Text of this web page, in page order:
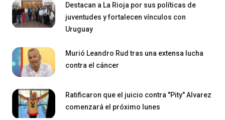
Destacan a La Rioja por sus políticas de
juventudes y fortalecen vínculos con
Uruguay
Murió Leandro Rud tras una extensa lucha
contra el cáncer
Ratificaron que el juicio contra "Pity" Alvarez
comenzará el próximo lunes